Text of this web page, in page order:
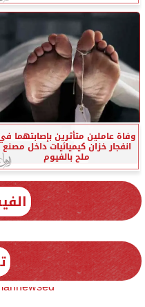
وفاة عاملين متأثرين بإصابتهما
انفجار خزان كيميائيات داخل مصنع
ملح بالفيوم